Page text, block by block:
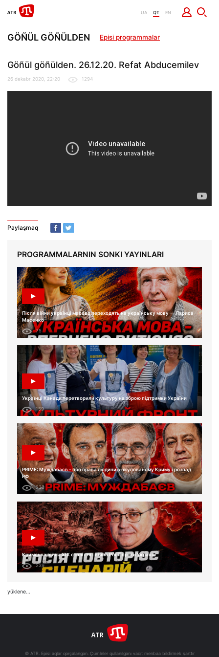
UA QT EN
GÖÑÜL GÖÑÜLDEN Episi programmalar
Göñül göñülden. 26.12.20. Refat Abducemilev
26 dekabr 2020, 22:20 1294
Paylaşmaq
PROGRAMMALARNIN SONKI YAYINLARI
Після війни українці масово переходять на українську мову — Лариса
Масенко
75
Українці Канади перетворили культуру на зброю підтримки України
159
PRIME: Муждабаєв - про права людини в окупованому Криму і розпад
РФ
233
Кримська війна XIX століття і війна Росії проти України
239
yüklene...
© ATR. Episi aqlar qorçalangan. Çümleler qullanılganı vaqıt menbaa bildirmek şarttır